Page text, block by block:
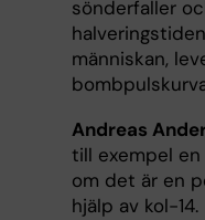
sönderfaller
människan,
Andreas
till exempel
om det är en
hjälp av kol-14.